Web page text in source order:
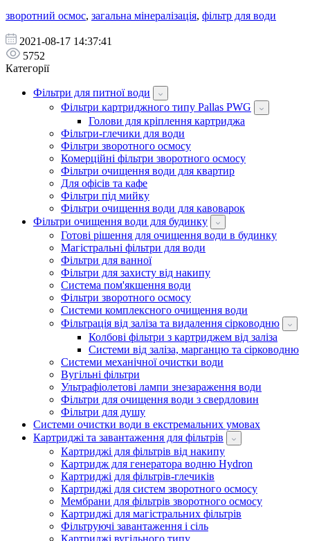
зворотний осмос, загальна мінералізація, фільтр для води
2021-08-17 14:37:41
5752
Категорії
Фільтри для питної води
Фільтри картриджного типу Pallas PWG
Голови для кріплення картриджа
Фільтри-глечики для води
Фільтри зворотного осмосу
Комерційні фільтри зворотного осмосу
Фільтри очищення води для квартир
Для офісів та кафе
Фільтри під мийку
Фільтри очищення води для кавоварок
Фільтри очищення води для будинку
Готові рішення для очищення води в будинку
Магістральні фільтри для води
Фільтри для ванної
Фільтри для захисту від накипу
Система пом'якшення води
Фільтри зворотного осмосу
Системи комплексного очищення води
Фільтрація від заліза та видалення сірководню
Колбові фільтри з картриджем від заліза
Системи від заліза, марганцю та сірководню
Системи механічної очистки води
Вугільні фільтри
Ультрафіолетові лампи знезараження води
Фільтри для очищення води з свердловин
Фільтри для душу
Системи очистки води в екстремальних умовах
Картриджі та завантаження для фільтрів
Картриджі для фільтрів від накипу
Картридж для генератора водню Hydron
Картриджі для фільтрів-глечиків
Картриджі для систем зворотного осмосу
Мембрани для фільтрів зворотного осмосу
Картриджі для магістральних фільтрів
Фільтруючі завантаження і сіль
Картриджі вугільного типу